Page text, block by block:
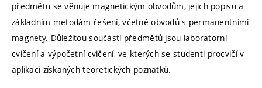
předmětu se věnuje magnetickým obvodům, jejich popisu a
základním metodám řešení, včetně obvodů s permanentními
magnety. Důležitou součástí předmětů jsou laboratorní
cvičení a výpočetní cvičení, ve kterých se studenti procvičí v
aplikaci získaných teoretických poznatků.